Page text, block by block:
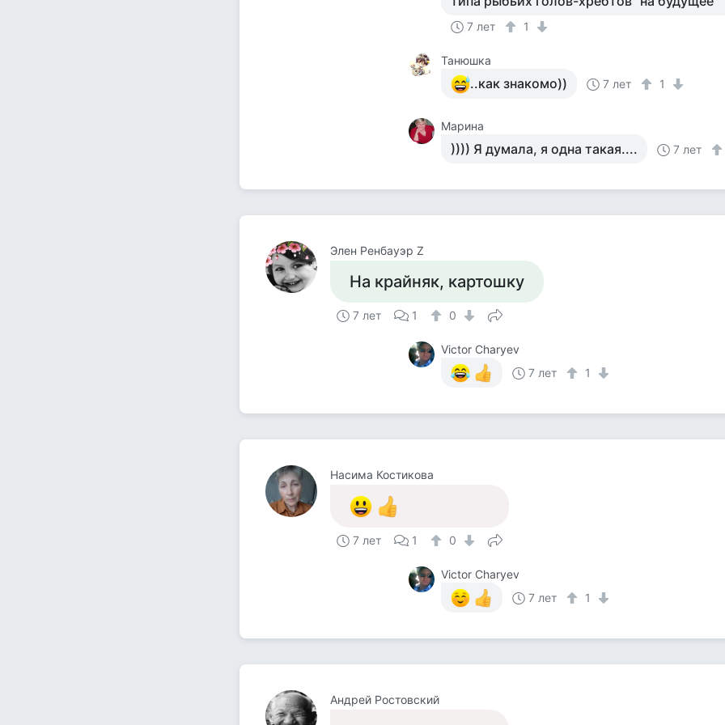
7 лет 1
Танюшка
..как знакомо)) 7 лет 1
Марина
)))) Я думала, я одна такая.... 7 лет
Элен Ренбауэр Z
На крайняк, картошку
7 лет 1 0
Victor Charyev
7 лет
1
Насима Костикова
7 лет 1 0
Victor Charyev
7 лет
1
Андрей Ростовский